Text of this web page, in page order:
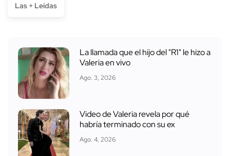
Las + Leídas
La llamada que el hijo del "R1" le hizo a
Valeria en vivo
Ago. 3, 2026
Video de Valeria revela por qué
habría terminado con su ex
Ago. 4, 2026